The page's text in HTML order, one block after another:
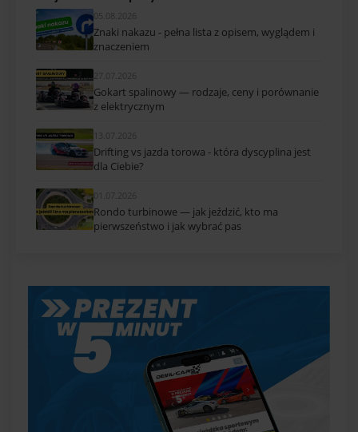
05.08.2026
Znaki nakazu - pełna lista z opisem, wyglądem i
znaczeniem
27.07.2026
Gokart spalinowy — rodzaje, ceny i porównanie
z elektrycznym
13.07.2026
Drifting vs jazda torowa - która dyscyplina jest
dla Ciebie?
01.07.2026
Rondo turbinowe — jak jeździć, kto ma
pierwszeństwo i jak wybrać pas